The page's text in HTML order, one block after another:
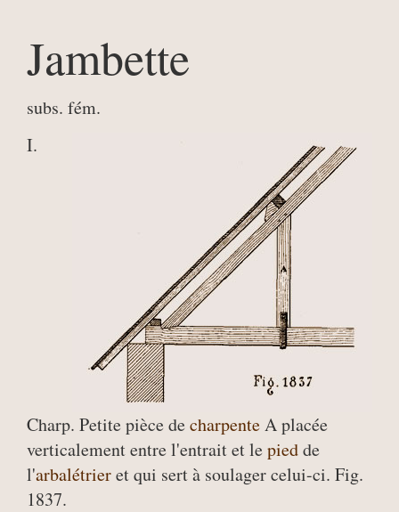
Jambette
subs. fém.
I.
Charp. Petite pièce decharpenteA placée
verticalement entre l'entrait et lepiedde
l'arbalétrieret qui sert à soulager celui-ci. Fig.
1837.